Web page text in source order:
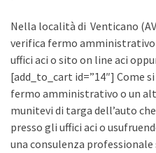
Nella località di Venticano
verifica fermo
uffici aci o sito on line aci
[add_to_cart id=”14″] Come
fermo amministrativo o un
munitevi di targa dell’auto
presso gli uffici aci o
una consulenza